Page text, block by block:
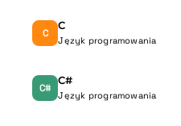
C
C
Język programowania
C#
C#
Język programowania